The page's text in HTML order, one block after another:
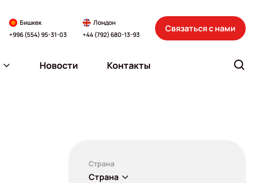
Бишкек
+996 (554) 95-31-03
Лондон
+44 (792) 680-13-93
Связаться с нами
Новости Контакты
Страна
Страна